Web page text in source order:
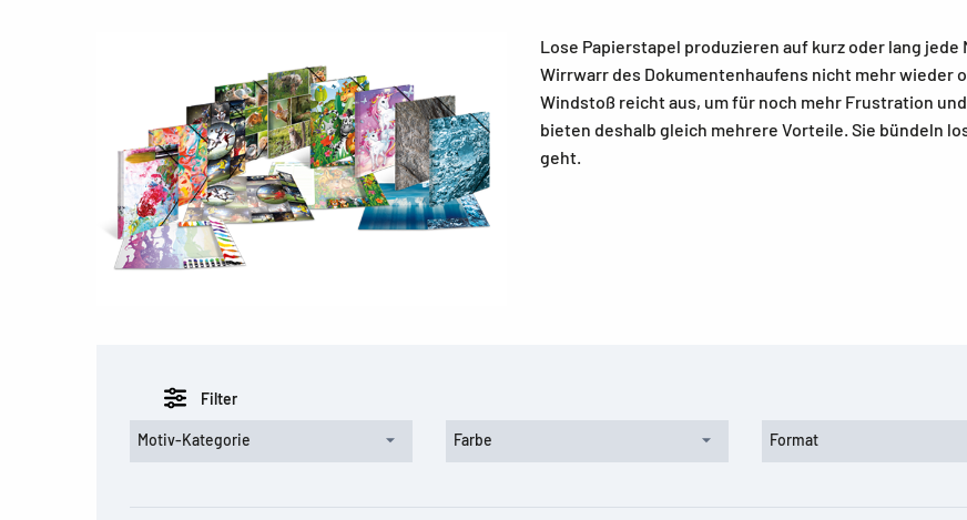
Lose Papierstapel produzieren auf kurz oder lang
Wirrwarr des Dokumentenhaufens nicht mehr wieder
Windstoß reicht aus, um für noch mehr Frustration
bieten deshalb gleich mehrere Vorteile. Sie bündeln
geht.
Filter
Motiv-Kategorie Farbe Format